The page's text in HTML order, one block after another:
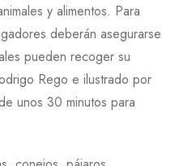
y alimentos. Para
deberán asegurarse
pueden recoger su
Rego e ilustrado por
unos 30 minutos para